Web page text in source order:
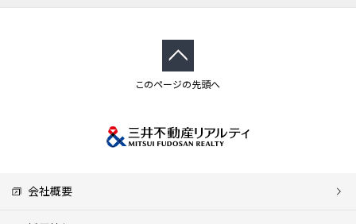
このページの先頭へ
会社概要